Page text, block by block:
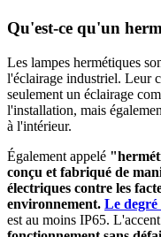
Qu'est-ce qu'un
Les lampes hermétiques
l'éclairage industriel. Leur
seulement un éclairage
l'installation, mais
à l'intérieur.
Également appelé
conçu et fabriqué de
électriques contre les
environnement. Le degré
est au moins IP65.